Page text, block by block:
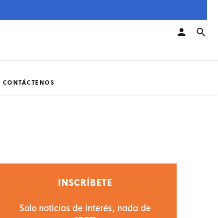
CONTÁCTENOS
INSCRÍBETE
Solo noticias de interés, nada de